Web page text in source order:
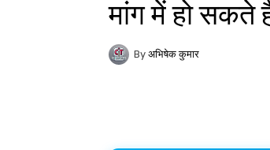
मांग में हो सकते
By अभिषेक कुमार